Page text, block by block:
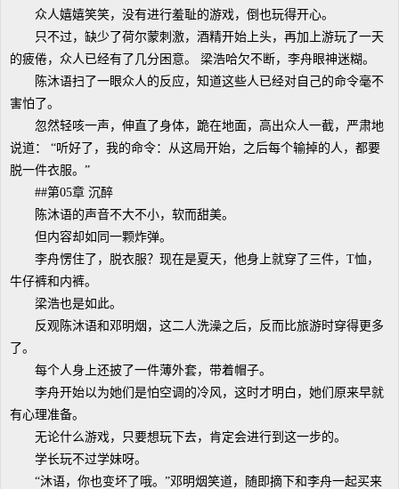
众人嬉嬉笑笑，没有进行羞耻的游戏，倒也玩得开心。
只不过，缺少了荷尔蒙刺激，酒精开始上头，再加上游玩了一天
的疲倦，众人已经有了几分困意。 梁浩哈欠不断，李舟眼神迷糊。
陈沐语扫了一眼众人的反应，知道这些人已经对自己的命令毫不
害怕了。
忽然轻咳一声，伸直了身体，跪在地面，高出众人一截，严肃地
说道： “听好了，我的命令：从这局开始，之后每个输掉的人，都要
脱一件衣服。”
##第05章 沉醉
陈沐语的声音不大不小，软而甜美。
但内容却如同一颗炸弹。
李舟愣住了，脱衣服？现在是夏天，他身上就穿了三件，T恤，
牛仔裤和内裤。
梁浩也是如此。
反观陈沐语和邓明烟，这二人洗澡之后，反而比旅游时穿得更多
了。
每个人身上还披了一件薄外套，带着帽子。
李舟开始以为她们是怕空调的冷风，这时才明白，她们原来早就
有心理准备。
无论什么游戏，只要想玩下去，肯定会进行到这一步的。
学长玩不过学妹呀。
“沐语，你也变坏了哦。”邓明烟笑道，随即摘下和李舟一起买来